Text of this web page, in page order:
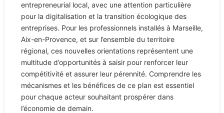
entrepreneurial local, avec une attention particulière
pour la digitalisation et la transition écologique des
entreprises. Pour les professionnels installés à Marseille,
Aix-en-Provence, et sur l’ensemble du territoire
régional, ces nouvelles orientations représentent une
multitude d’opportunités à saisir pour renforcer leur
compétitivité et assurer leur pérennité. Comprendre les
mécanismes et les bénéfices de ce plan est essentiel
pour chaque acteur souhaitant prospérer dans
l’économie de demain.